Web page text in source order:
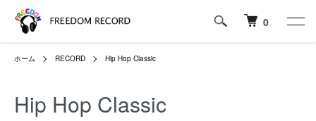
0
ホーム RECORD Hip Hop Classic
Hip Hop Classic